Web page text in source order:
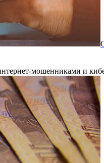
мошенниками и